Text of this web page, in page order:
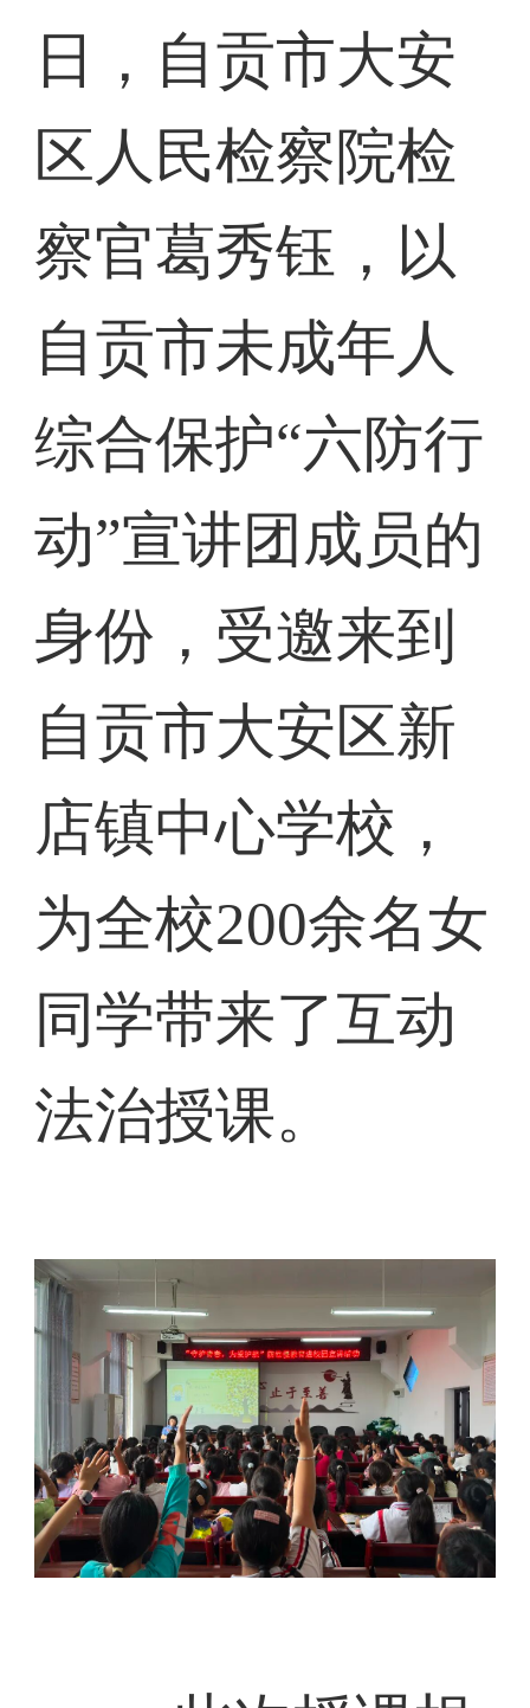
日，自贡市大安
区人民检察院检
察官葛秀钰，以
自贡市未成年人
综合保护“六防行
动”宣讲团成员的
身份，受邀来到
自贡市大安区新
店镇中心学校，
为全校200余名女
同学带来了互动
法治授课。